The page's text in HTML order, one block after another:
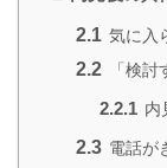
2.1 気に入
2.2 「検討
2.2.1 内
2.3 電話が